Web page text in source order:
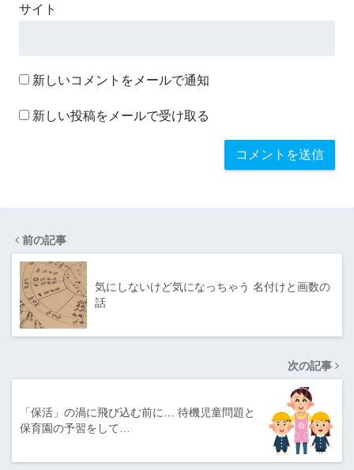
サイト
新しいコメントをメールで通知
新しい投稿をメールで受け取る
前の記事
気にしないけど気になっちゃう 名付けと画数の
話
次の記事
「保活」の渦に飛び込む前に… 待機児童問題と
保育園の予習をして…